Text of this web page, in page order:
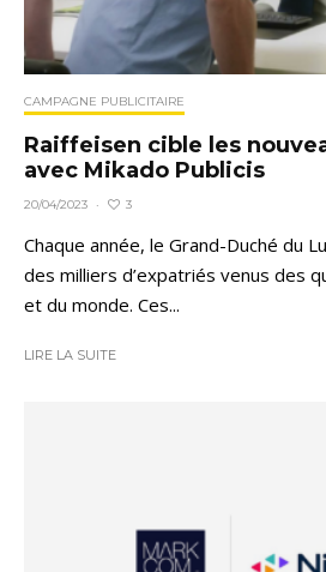
CAMPAGNE PUBLICITAIRE
Raiffeisen cible les
avec Mikado Publicis
20/04/2023 · 3
Chaque année, le Grand-Duché du
des milliers d’expatriés venus des
et du monde. Ces...
LIRE LA SUITE